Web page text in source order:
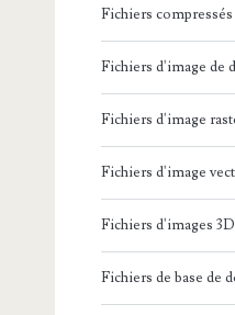
Fichiers compressés
Fichiers d'image de
Fichiers d'image
Fichiers d'image
Fichiers d'images 3D
Fichiers de base de